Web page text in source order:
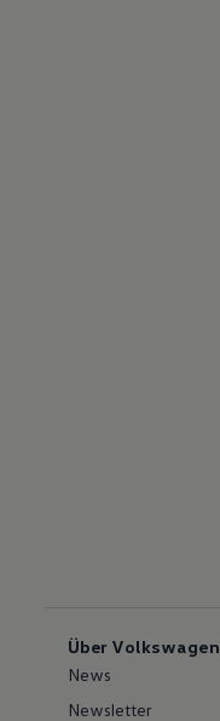
Über Volkswagen
News
Newsletter